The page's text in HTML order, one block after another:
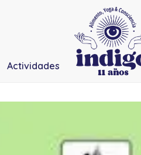
Actividades